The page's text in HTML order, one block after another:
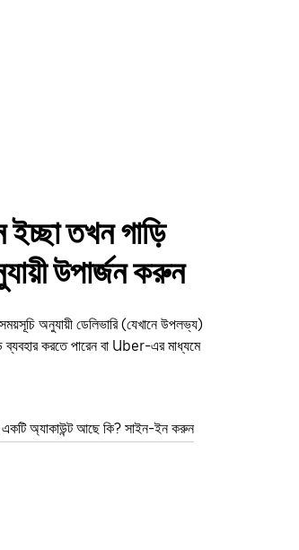
তখন গাড়ি
উপার্জন করুন
অনুযায়ী ডেলিভারি (যেখানে উপলভ্য)
করতে পারেন বা Uber-এর মাধ্যমে
অ্যাকাউন্ট আছে কি? সাইন-ইন করুন